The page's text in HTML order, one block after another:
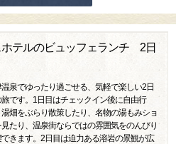
テルのビュッフェランチ 2日
泉でゆったり過ごせる、気軽で楽しい2日
です。1日目はチェックイン後に自由行
畑をぶらり散策したり、名物の湯もみショ
見たり、温泉街ならではの雰囲気をのんびり
きます。2日目は迫力ある溶岩の景観が広